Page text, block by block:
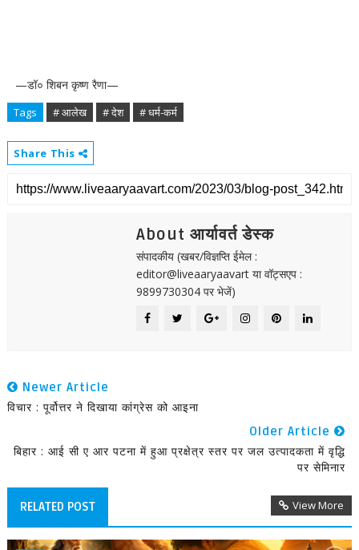
—डॉ० शिबन कृष्ण रैणा—
Tags # आलेख # देश # धर्म-कर्म
Share This
About आर्यावर्त डेस्क
संपादकीय (खबर/विज्ञप्ति ईमेल :
editor@liveaaryaavart या वॉट्सएप :
9899730304 पर भेजें)
Newer Article
विचार : पूर्वोत्तर ने दिखाया कांग्रेस को आइना
Older Article
बिहार : आई सी ए आर पटना में हुआ प्रक्षेत्र स्तर पर जल उत्पादकता में वृद्धि
पर सेमिनार
RELATED POST View More